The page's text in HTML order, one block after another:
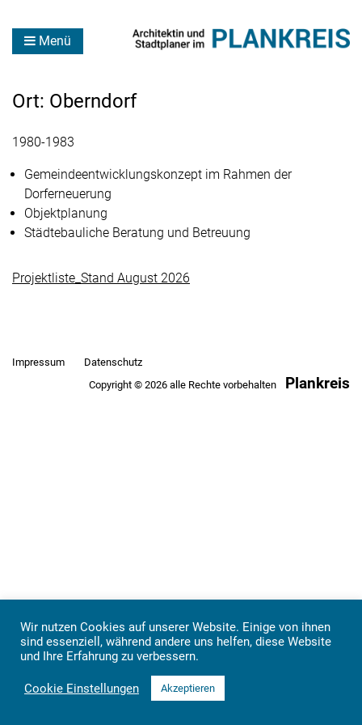
Menü
Ort: Oberndorf
1980-1983
Gemeindeentwicklungskonzept im Rahmen der
Dorferneuerung
Objektplanung
Städtebauliche Beratung und Betreuung
Projektliste_Stand August 2026
Impressum
Datenschutz
Copyright © 2026 alle Rechte vorbehalten
Plankreis
Wir nutzen Cookies auf unserer Website. Einige von ihnen
sind essenziell, während andere uns helfen, diese Website
und Ihre Erfahrung zu verbessern.
Cookie Einstellungen Akzeptieren